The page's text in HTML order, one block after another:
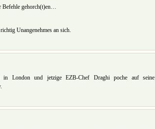
Befehle gehorch(t)en…
Unangenehmes an sich.
in London und jetzige EZB-Chef Draghi poche auf seine